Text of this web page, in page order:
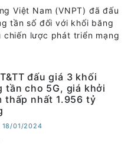
Việt Nam (VNPT) đã đấu
tần số đối với khối băng
lược phát triển mạng
đấu giá 3 khối
tần cho 5G, giá khởi
thấp nhất 1.956 tỷ
18/01/2024